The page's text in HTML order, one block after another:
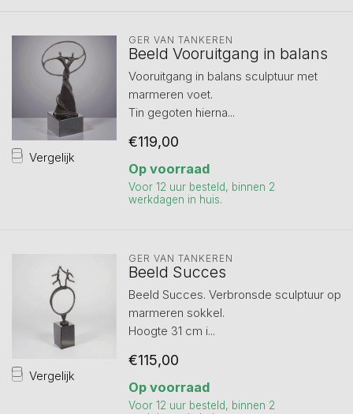
Vergelijk
GER VAN TANKEREN
Beeld Vooruitgang in balans
Vooruitgang in balans sculptuur met
marmeren voet.
Tin gegoten hierna...
€119,00
Op voorraad
Voor 12 uur besteld, binnen 2
werkdagen in huis.
Vergelijk
GER VAN TANKEREN
Beeld Succes
Beeld Succes. Verbronsde sculptuur op
marmeren sokkel.
Hoogte 31 cm i...
€115,00
Op voorraad
Voor 12 uur besteld, binnen 2